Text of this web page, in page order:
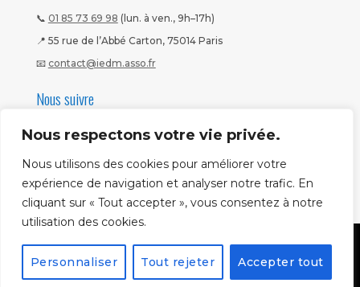
Nous respectons votre vie privée.
Nous utilisons des cookies pour améliorer votre
expérience de navigation et analyser notre trafic. En
cliquant sur « Tout accepter », vous consentez à notre
utilisation des cookies.
Personnaliser Tout rejeter Accepter tout
📞 01 85 73 69 98 (lun. à ven., 9h–17h)
📍 55 rue de l’Abbé Carton, 75014 Paris
📧 contact@iedm.asso.fr
Nous suivre
Mentions légales |CGV Politique CNIL
Copyright ©